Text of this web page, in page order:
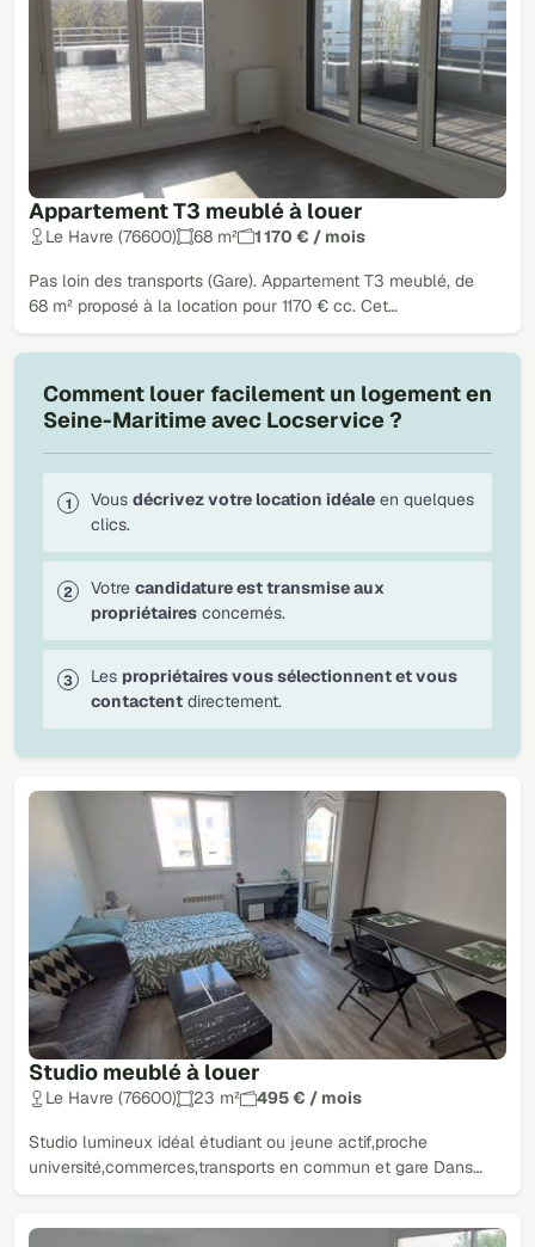
Appartement T3 meublé à louer
Le Havre (76600) 68 m² 1 170 € / mois
Pas loin des transports (Gare). Appartement T3 meublé, de
68 m² proposé à la location pour 1170 € cc. Cet…
Studio meublé à louer
Le Havre (76600) 23 m² 495 € / mois
Studio lumineux idéal étudiant ou jeune actif,proche
université,commerces,transports en commun et gare Dans…
Comment louer facilement un logement en
Seine-Maritime avec Locservice ?
Vous décrivez votre location idéale en quelques
clics.
Votre candidature est transmise aux
propriétaires concernés.
Les propriétaires vous sélectionnent et vous
contactent directement.